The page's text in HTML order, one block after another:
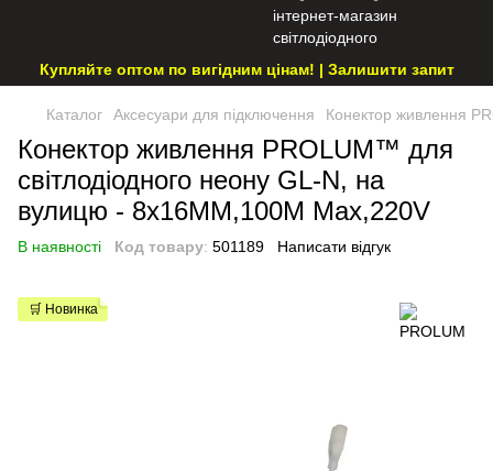
Купляйте оптом по вигідним цінам! | Залишити запит
Каталог Аксесуари для підключення Конектор живлення
Конектор живлення PROLUM™ для
світлодіодного неону GL-N, на
вулицю - 8х16ММ,100M Max,220V
В наявності Код товару: 501189 Написати відгук
🛒 Новинка